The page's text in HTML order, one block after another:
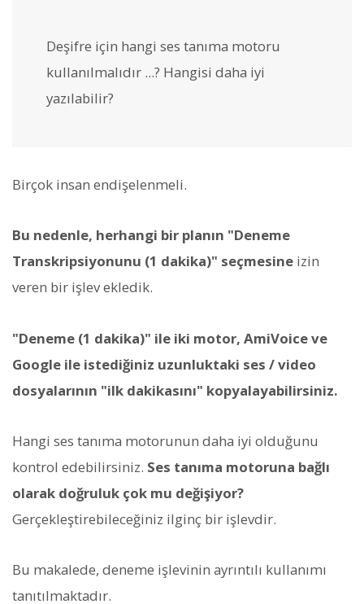
Deşifre için hangi ses tanıma motoru
kullanılmalıdır ...? Hangisi daha iyi
yazılabilir?
Birçok insan endişelenmeli.
Bu nedenle, herhangi bir planın "Deneme
Transkripsiyonunu (1 dakika)" seçmesine izin
veren bir işlev ekledik.
"Deneme (1 dakika)" ile iki motor, AmiVoice ve
Google ile istediğiniz uzunluktaki ses / video
dosyalarının "ilk dakikasını" kopyalayabilirsiniz.
Hangi ses tanıma motorunun daha iyi olduğunu
kontrol edebilirsiniz. Ses tanıma motoruna bağlı
olarak doğruluk çok mu değişiyor?
Gerçekleştirebileceğiniz ilginç bir işlevdir.
Bu makalede, deneme işlevinin ayrıntılı kullanımı
tanıtılmaktadır.